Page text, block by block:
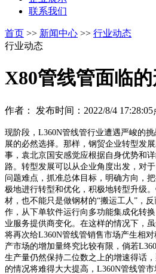
联系我们
首页 >> 新闻中心 >> 行业动态
行业动态
X80管线管面临
作者： 发布时间：2022/8/4 17:28:05
现阶段，L360N管线管行业遭遇严峻的
展的必然选择。那样，钢贸企业转型发
事，袁北京国安感觉应根据自身优势和
路。转型发展可以从企业角度出发，对
问题难点，抓准总体目标，明确方向，
极地进行转型和优化，积极地转型升级
材，也不能只是做钢材的“搬运工人”，
作，从下单软件运行向多功能集成化转
业服务提供商变化。在这样的情况下，
将再次给L360N管线管销售市场产生相
产市场的增加量终究比较有限，倘若
生产量仍然保持二位数之上的增速得话
的情况将难得大大提高，L360N管线管